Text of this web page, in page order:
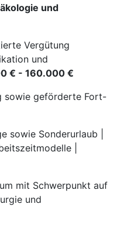
und
Vergütung
und
€ - 160.000 €
sowie geförderte Fort-
sowie Sonderurlaub |
|
mit Schwerpunkt auf
und